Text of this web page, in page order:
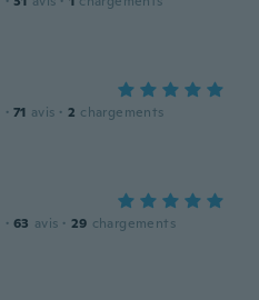
· 71 avis · 2 chargements
· 63 avis · 29 chargements